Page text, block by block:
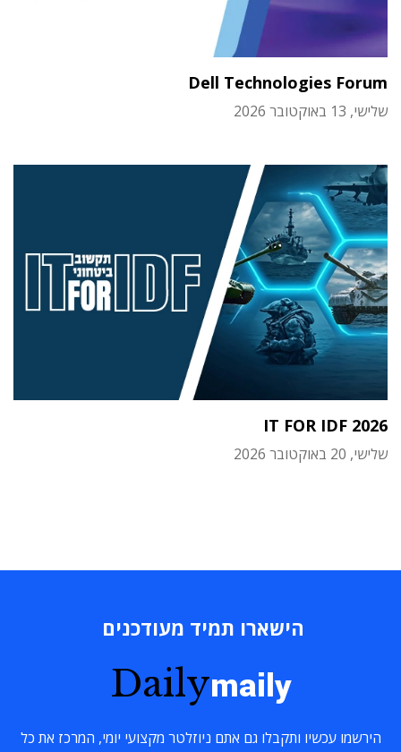
Dell Technologies Forum
שלישי, 13 באוקטובר 2026
IT FOR IDF 2026
שלישי, 20 באוקטובר 2026
הישארו תמיד מעודכנים
Dailymaily
הירשמו עכשיו ותקבלו גם אתם ניוזלטר מקצועי יומי, המרכז את כל